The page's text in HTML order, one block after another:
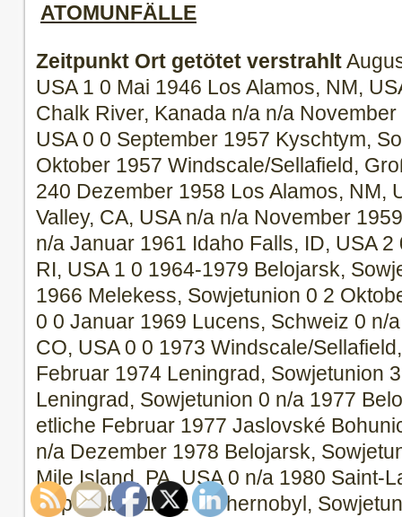
ATOMUNFÄLLE
Zeitpunkt Ort getötet verstrahlt
USA 1 0 Mai 1946 Los Alamos, NM,
Chalk River, Kanada n/a n/a
USA 0 0 September 1957 Kyschtym,
Oktober 1957 Windscale/Sellafield,
240 Dezember 1958 Los Alamos, NM,
Valley, CA, USA n/a n/a November
n/a Januar 1961 Idaho Falls, ID, USA
RI, USA 1 0 1964-1979 Belojarsk,
1966 Melekess, Sowjetunion 0 2
0 0 Januar 1969 Lucens, Schweiz 0 n/
CO, USA 0 0 1973 Windscale/
Februar 1974 Leningrad, Sowjetunion
Leningrad, Sowjetunion 0 n/a 1977
etliche Februar 1977 Jaslovské
n/a Dezember 1978 Belojarsk,
Mile Island, PA, USA 0 n/a 1980 Saint-
September 1982 Tschernobyl,